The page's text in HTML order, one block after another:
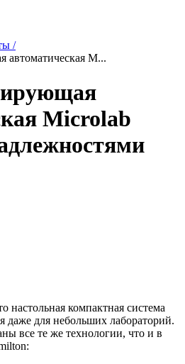
/
автоматическая M...
Microlab
настольная компактная система
даже для небольших лабораторий.
все те же технологии, что и в